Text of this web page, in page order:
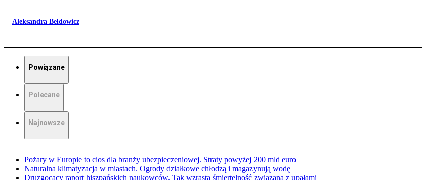
Aleksandra Bełdowicz
Powiązane
Polecane
Najnowsze
Pożary w Europie to cios dla branży ubezpieczeniowej. Straty powyżej 200 mld euro
Naturalna klimatyzacja w miastach. Ogrody działkowe chłodzą i magazynują wodę
Druzgocący raport hiszpańskich naukowców. Tak wzrasta śmiertelność związana z upałami